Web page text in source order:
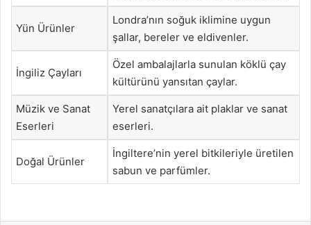
Yün Ürünler
Londra’nın soğuk iklimine uygun
şallar, bereler ve eldivenler.
İngiliz Çayları
Özel ambalajlarla sunulan köklü çay
kültürünü yansıtan çaylar.
Müzik ve Sanat
Eserleri
Yerel sanatçılara ait plaklar ve sanat
eserleri.
Doğal Ürünler
İngiltere’nin yerel bitkileriyle üretilen
sabun ve parfümler.